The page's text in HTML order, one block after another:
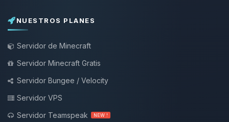
NUESTROS PLANES
Servidor de Minecraft
Servidor Minecraft Gratis
Servidor Bungee / Velocity
Servidor VPS
Servidor Teamspeak
NEW !